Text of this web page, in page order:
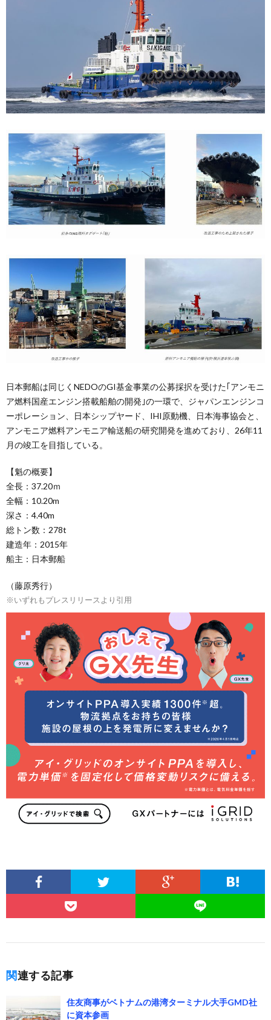
日本郵船は同じくNEDOのGI基金事業の公募採択を受けた｢アンモニ
ア燃料国産エンジン搭載船舶の開発｣の一環で、ジャパンエンジンコ
ーポレーション、日本シップヤード、IHI原動機、日本海事協会と、
アンモニア燃料アンモニア輸送船の研究開発を進めており、26年11
月の竣工を目指している。
【魁の概要】
全長：37.20ｍ
全幅：10.20m
深さ：4.40m
総トン数：278t
建造年：2015年
船主：日本郵船
（藤原秀行）
※いずれもプレスリリースより引用
関連する記事
住友商事がベトナムの港湾ターミナル大手GMD社
に資本参画